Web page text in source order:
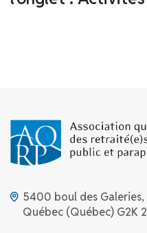
5400 boul des Galeries,
Québec (Québec) G2K